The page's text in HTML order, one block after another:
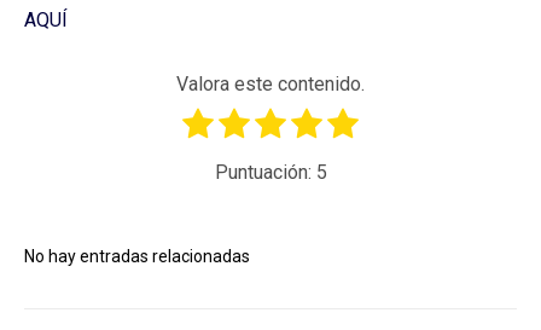
AQUÍ
Valora este contenido.
Puntuación: 5
No hay entradas relacionadas